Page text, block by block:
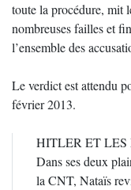
toute la procédure, mit
nombreuses failles et
l’ensemble des
Le verdict est attendu
février 2013.
HITLER ET LES
Dans ses deux
la CNT, Nataïs